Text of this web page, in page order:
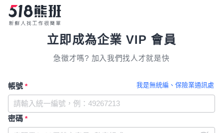
立即成為企業 VIP 會員
急徵才嗎? 加入我們找人才就是快
我是無統編、保險業通訊處
帳號 *
密碼 *